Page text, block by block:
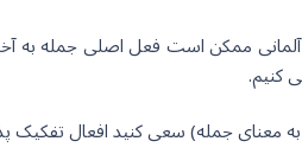
ممکن است فعل اصلی جمله به
کنیم.
معنای جمله) سعی کنید افعال تفکیک